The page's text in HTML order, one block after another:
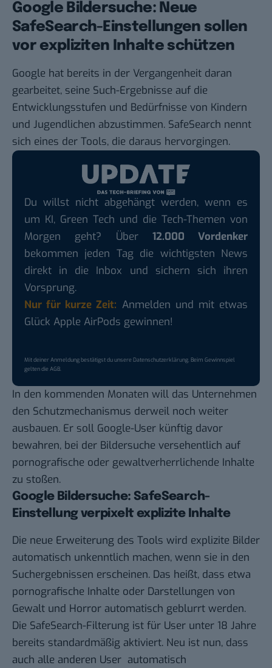
Google Bildersuche: Neue
SafeSearch-Einstellungen sollen
vor expliziten Inhalte schützen
Google hat bereits in der Vergangenheit daran
gearbeitet, seine Such-Ergebnisse auf die
Entwicklungsstufen und Bedürfnisse von Kindern
und Jugendlichen abzustimmen. SafeSearch nennt
sich eines der Tools, die daraus hervorgingen.
Du willst nicht abgehängt werden, wenn es
um KI, Green Tech und die Tech-Themen von
Morgen geht? Über 12.000 Vordenker
bekommen jeden Tag die wichtigsten News
direkt in die Inbox und sichern sich ihren
Vorsprung.
Nur für kurze Zeit: Anmelden und mit etwas
Glück Apple AirPods gewinnen!
Mit deiner Anmeldung bestätigst du unsereDatenschutzerklärung. Beim Gewinnspiel
gelten dieAGB.
In den kommenden Monaten will das Unternehmen
den Schutzmechanismus derweil noch weiter
ausbauen. Er soll Google-User künftig davor
bewahren, bei der Bildersuche versehentlich auf
pornografische oder gewaltverherrlichende Inhalte
zu stoßen.
Google Bildersuche: SafeSearch-
Einstellung verpixelt explizite Inhalte
Die neue Erweiterung des Tools wird explizite Bilder
automatisch unkenntlich machen, wenn sie in den
Suchergebnissen erscheinen. Das heißt, dass etwa
pornografische Inhalte oder Darstellungen von
Gewalt und Horror automatisch geblurrt werden.
Die SafeSearch-Filterung ist für User unter 18 Jahre
bereits standardmäßig aktiviert. Neu ist nun, dass
auch alle anderen User automatisch